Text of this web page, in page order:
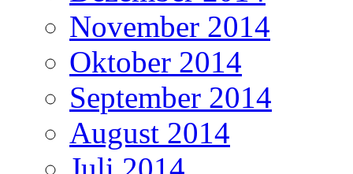
November 2014
Oktober 2014
September 2014
August 2014